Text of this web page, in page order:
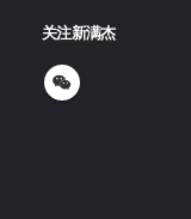
关注新满杰